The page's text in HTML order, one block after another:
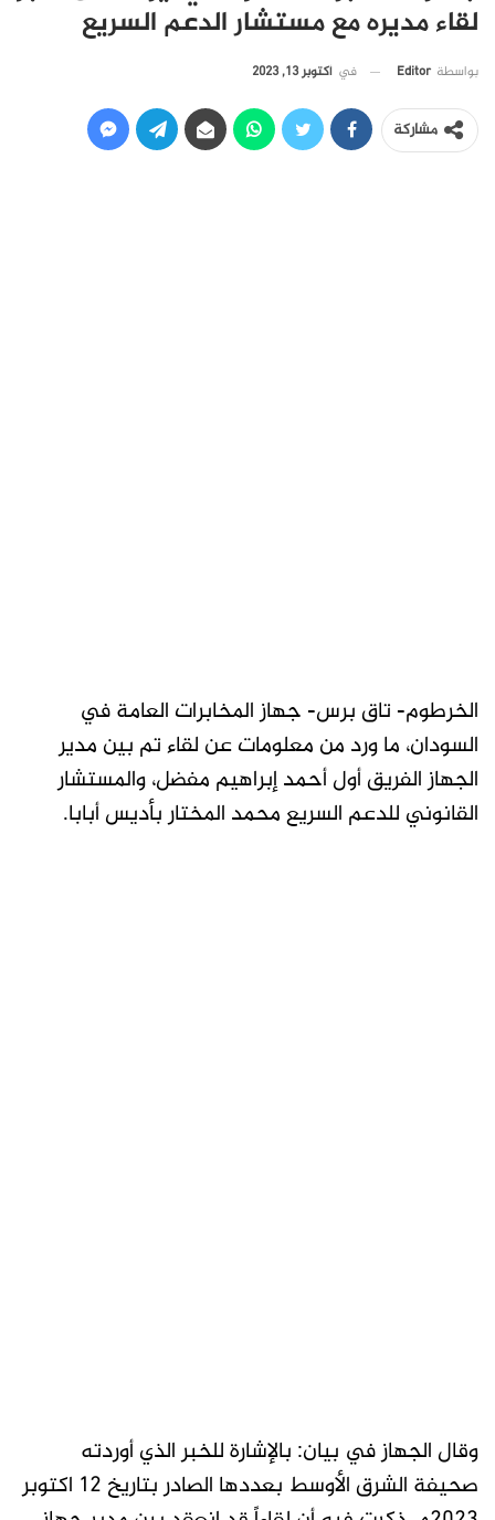
لقاء مديره مع مستشار الدعم السريع
بواسطة Editor في أكتوبر 13, 2023
مشاركة
الخرطوم- تاق برس- جهاز المخابرات العامة في
السودان، ما ورد من معلومات عن لقاء تم بين مدير
الجهاز الفريق أول أحمد إبراهيم مفضل، والمستشار
القانوني للدعم السريع محمد المختار بأديس أبابا.
وقال الجهاز في بيان: بالإشارة للخبر الذي أوردته
صحيفة الشرق الأوسط بعددها الصادر بتاريخ 12 اكتوبر